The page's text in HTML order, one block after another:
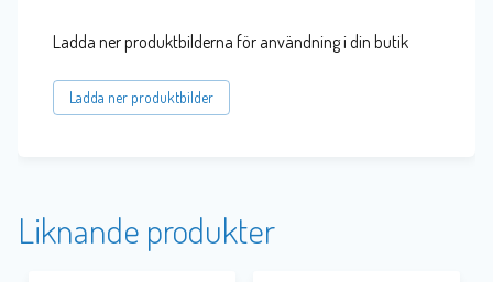
Ladda ner produktbilderna för användning i din butik
Ladda ner produktbilder
Liknande produkter